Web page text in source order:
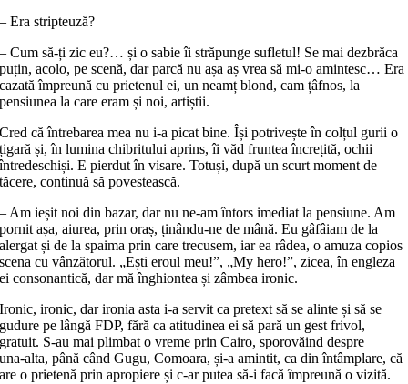
– Era stripteuză?
– Cum să‑ți zic eu?… și o sabie îi străpunge sufletul! Se mai dezbrăca
puțin, acolo, pe scenă, dar parcă nu așa aș vrea să mi‑o amintesc… Era
cazată împreună cu prietenul ei, un neamț blond, cam țâfnos, la
pensiunea la care eram și noi, artiștii.
Cred că întrebarea mea nu i‑a picat bine. Își potrivește în colțul gurii o
țigară și, în lumina chibritului aprins, îi văd fruntea încrețită, ochii
întredeschiși. E pierdut în visare. Totuși, după un scurt moment de
tăcere, continuă să povestească.
– Am ieșit noi din bazar, dar nu ne‑am întors imediat la pensiune. Am
pornit așa, aiurea, prin oraș, ținându-ne de mână. Eu gâfâiam de la
alergat și de la spaima prin care trecusem, iar ea râdea, o amuza copios
scena cu vânzătorul. „Ești eroul meu!”, „My hero!”, zicea, în engleza
ei consonantică, dar mă înghiontea și zâmbea ironic.
Ironic, ironic, dar ironia asta i‑a servit ca pretext să se alinte și să se
gudure pe lângă FDP, fără ca atitudinea ei să pară un gest frivol,
gratuit. S‑au mai plimbat o vreme prin Cairo, sporovăind despre
una‑alta, până când Gugu, Comoara, și‑a amintit, ca din întâmplare, că
are o prietenă prin apropiere și c‑ar putea să‑i facă împreună o vizită.